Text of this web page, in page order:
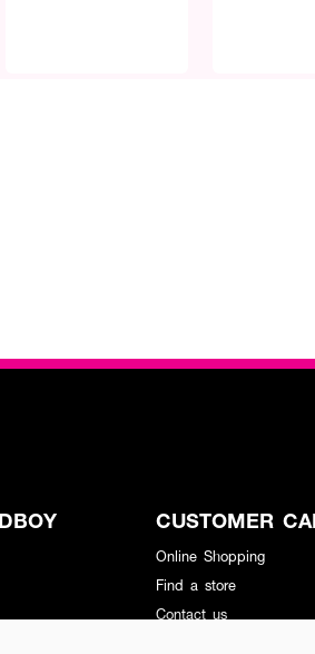
CUSTOMER
Online Shopping
Find a store
Contact us